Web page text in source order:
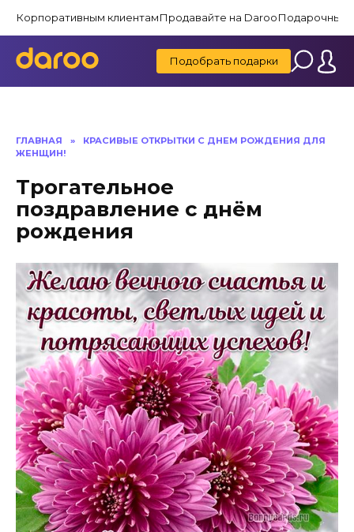
содержанию
Корпоративным клиентамПродавайте на DarooПодарочные
Подобрать подарки
ГЛАВНАЯ »
КРАСИВЫЕ ОТКРЫТКИ C ДНЕМ РОЖДЕНИЯ ДЛЯ
ЖЕНЩИН!
Трогательное
поздравление с днём
рождения